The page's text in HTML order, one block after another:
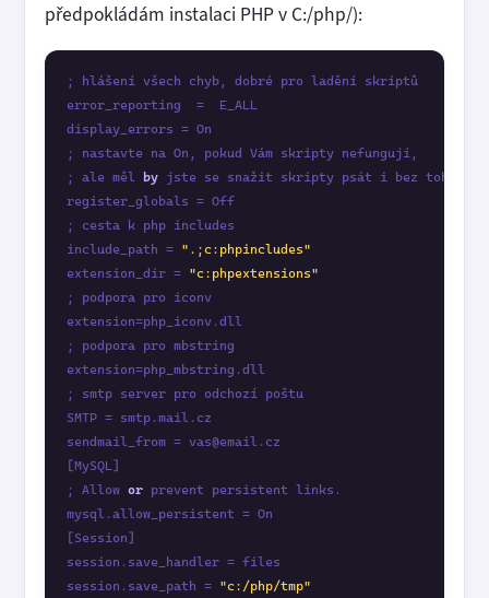
předpokládám instalaci PHP v C:/php/):
; hlášení všech chyb, dobré pro ladění skriptů
error_reporting  =  E_ALL
display_errors = On
; nastavte na On, pokud Vám skripty nefungují,
; ale měl
by jste se snažit skripty psát i bez toho
register_globals = Off
; cesta k php includes
include_path = ".;c:phpincludes"
extension_dir = "c:phpextensions"
; podpora pro iconv
extension=php_iconv.dll
; podpora pro mbstring
extension=php_mbstring.dll
; smtp server pro odchozí poštu
SMTP = smtp.mail.cz
sendmail_from = vas@email.cz
[MySQL]
; Allow or prevent persistent links.
mysql.allow_persistent = On
[Session]
session.save_handler = files
session.save_path = "c:/php/tmp"